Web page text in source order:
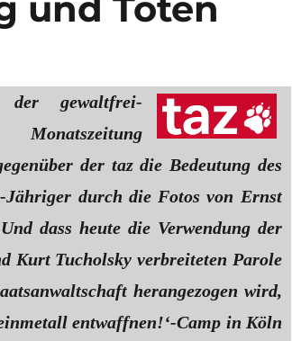
der gewaltfrei-
der taz die Bedeutung des
Jähriger durch die Fotos von Ernst
dass heute die Verwendung der
Kurt Tucholsky verbreiteten Parole
herangezogen wird,
entwaffnen!‘-Camp in Köln